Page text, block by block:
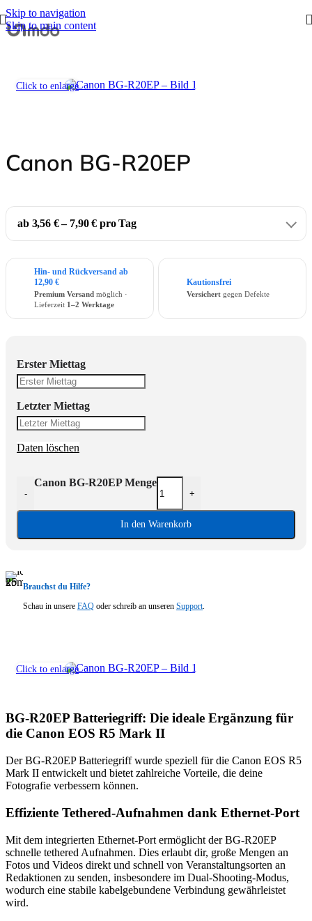
Skip to navigation
Skip to main content
Start/ Zubehör/ Batteriegriffe
Click to enlarge
Canon BG-R20EP
ab 3,56 € – 7,90 € pro Tag
Hin- und Rückversand ab
12,90 €
Premium Versand möglich ·
Lieferzeit 1–2 Werktage
Kautionsfrei
Versichert gegen Defekte
Erster Miettag
Letzter Miettag
Daten löschen
-
Canon BG-R20EP Menge
+
In den Warenkorb
Brauchst du Hilfe?
Schau in unsere FAQ oder schreib an unseren Support.
Click to enlarge
BG-R20EP Batteriegriff: Die ideale Ergänzung für
die Canon EOS R5 Mark II
Der BG-R20EP Batteriegriff wurde speziell für die Canon EOS R5
Mark II entwickelt und bietet zahlreiche Vorteile, die deine
Fotografie verbessern können.
Effiziente Tethered-Aufnahmen dank Ethernet-Port
Mit dem integrierten Ethernet-Port ermöglicht der BG-R20EP
schnelle tethered Aufnahmen. Dies erlaubt dir, große Mengen an
Fotos und Videos direkt und schnell von Veranstaltungsorten an
Redaktionen zu senden, insbesondere im Dual-Shooting-Modus,
wodurch eine stabile kabelgebundene Verbindung gewährleistet
wird.